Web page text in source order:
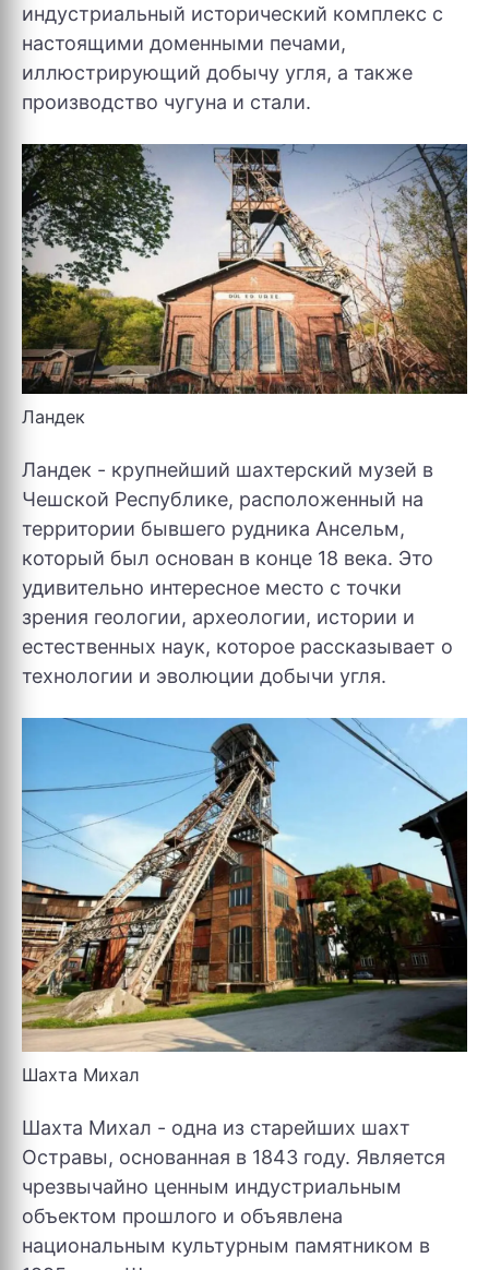
индустриальный исторический комплекс с
настоящими доменными печами,
иллюстрирующий добычу угля, а также
производство чугуна и стали.
Ландек
Ландек - крупнейший шахтерский музей в
Чешской Республике, расположенный на
территории бывшего рудника Ансельм,
который был основан в конце 18 века. Это
удивительно интересное место с точки
зрения геологии, археологии, истории и
естественных наук, которое рассказывает о
технологии и эволюции добычи угля.
Шахта Михал
Шахта Михал - одна из старейших шахт
Остравы, основанная в 1843 году. Является
чрезвычайно ценным индустриальным
объектом прошлого и объявлена
национальным культурным памятником в